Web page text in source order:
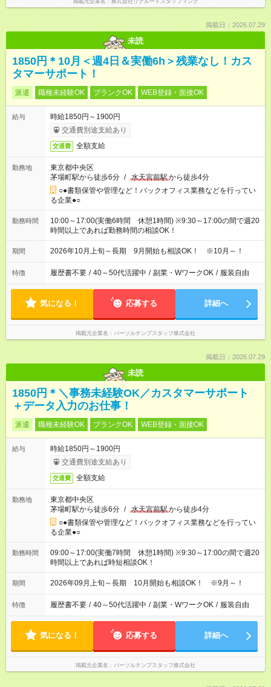
掲載元企業名 株式会社リクルートスタッフィング
掲載日：2026.07.29
未読
1850円＊10月＜週4日＆実働6h＞残業なし！カス
タマーサポート！
派遣 職種未経験OK ブランクOK WEB登録・面接OK
給与
時給1850円～1900円
交通費別途支給あり
交通費 全額支給
勤務地
東京都中央区
茅場町駅から徒歩6分 / 水天宮前駅から徒歩4分
○●書類保管や管理など！バックオフィス業務などを行ってい
る企業●○
勤務時間
10:00～17:00(実働6時間 休憩1時間) ※9:30～17:00の間で週20
時間以上であれば勤務時間の相談OK！
期間 2026年10月上旬～長期 9月開始も相談OK！ ※10月～！
特徴 履歴書不要 / 40～50代活躍中 / 副業・WワークOK / 服装自由
気になる！ 応募する 詳細へ
掲載元企業名 パーソルテンプスタッフ株式会社
掲載日：2026.07.29
未読
1850円＊＼事務未経験OK／カスタマーサポート
＋データ入力のお仕事！
派遣 職種未経験OK ブランクOK WEB登録・面接OK
給与
時給1850円～1900円
交通費別途支給あり
交通費 全額支給
勤務地
東京都中央区
茅場町駅から徒歩6分 / 水天宮前駅から徒歩4分
○●書類保管や管理など！バックオフィス業務などを行ってい
る企業●○
勤務時間
09:00～17:00(実働7時間 休憩1時間) ※9:30～17:00の間で週20
時間以上であれば時短相談OK！
期間 2026年09月上旬～長期 10月開始も相談OK！ ※9月～！
特徴 履歴書不要 / 40～50代活躍中 / 副業・WワークOK / 服装自由
気になる！ 応募する 詳細へ
掲載元企業名 パーソルテンプスタッフ株式会社